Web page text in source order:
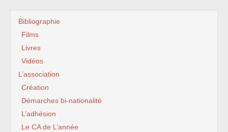
Bibliographie
Films
Livres
Vidéos
L’association
Création
Démarches bi-nationalité
L’adhésion
Le CA de L’année